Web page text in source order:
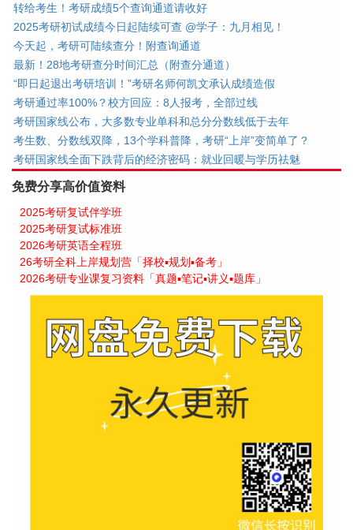
转给考生！考研成绩5个查询通道请收好
2025考研初试成绩今日起陆续可查 @学子：九月相见！
今天起，考研可陆续查分！附查询通道
最新！28地考研查分时间汇总（附查分通道）
“即日起退出考研培训！”考研名师何凯文承认成绩造假
考研通过率100%？校方回应：8人报考，全部过线
考研国家线公布，大多数专业单科和总分分数线低于去年
考生数、分数线双降，13个学科普降，考研“上岸”变简单了？
考研国家线全面下跌背后的经济密码：就业回暖与学历祛魅
免费分享高价值资料
2025考研复试伴学班
2025考研复试标准班
2026考研英语全程班
26考研全科上岸规划营「择校▪规划▪备考」
2026考研专业课复习资料「真题▪笔记▪讲义▪题库」